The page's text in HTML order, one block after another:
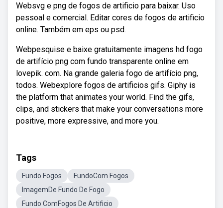
Websvg e png de fogos de artificio para baixar. Uso
pessoal e comercial. Editar cores de fogos de artificio
online. Também em eps ou psd.
Webpesquise e baixe gratuitamente imagens hd fogo
de artifício png com fundo transparente online em
lovepik. com. Na grande galeria fogo de artifício png,
todos. Webexplore fogos de artificios gifs. Giphy is
the platform that animates your world. Find the gifs,
clips, and stickers that make your conversations more
positive, more expressive, and more you.
Tags
Fundo Fogos
FundoCom Fogos
ImagemDe Fundo De Fogo
Fundo ComFogos De Artificio